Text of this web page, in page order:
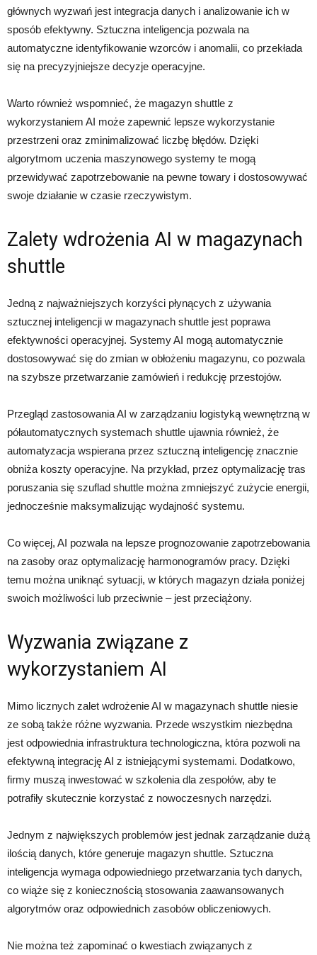
głównych wyzwań jest integracja danych i analizowanie ich w
sposób efektywny. Sztuczna inteligencja pozwala na
automatyczne identyfikowanie wzorców i anomalii, co przekłada
się na precyzyjniejsze decyzje operacyjne.
Warto również wspomnieć, że magazyn shuttle z
wykorzystaniem AI może zapewnić lepsze wykorzystanie
przestrzeni oraz zminimalizować liczbę błędów. Dzięki
algorytmom uczenia maszynowego systemy te mogą
przewidywać zapotrzebowanie na pewne towary i dostosowywać
swoje działanie w czasie rzeczywistym.
Zalety wdrożenia AI w magazynach
shuttle
Jedną z najważniejszych korzyści płynących z używania
sztucznej inteligencji w magazynach shuttle jest poprawa
efektywności operacyjnej. Systemy AI mogą automatycznie
dostosowywać się do zmian w obłożeniu magazynu, co pozwala
na szybsze przetwarzanie zamówień i redukcję przestojów.
Przegląd zastosowania AI w zarządzaniu logistyką wewnętrzną w
półautomatycznych systemach shuttle ujawnia również, że
automatyzacja wspierana przez sztuczną inteligencję znacznie
obniża koszty operacyjne. Na przykład, przez optymalizację tras
poruszania się szuflad shuttle można zmniejszyć zużycie energii,
jednocześnie maksymalizując wydajność systemu.
Co więcej, AI pozwala na lepsze prognozowanie zapotrzebowania
na zasoby oraz optymalizację harmonogramów pracy. Dzięki
temu można uniknąć sytuacji, w których magazyn działa poniżej
swoich możliwości lub przeciwnie – jest przeciążony.
Wyzwania związane z
wykorzystaniem AI
Mimo licznych zalet wdrożenie AI w magazynach shuttle niesie
ze sobą także różne wyzwania. Przede wszystkim niezbędna
jest odpowiednia infrastruktura technologiczna, która pozwoli na
efektywną integrację AI z istniejącymi systemami. Dodatkowo,
firmy muszą inwestować w szkolenia dla zespołów, aby te
potrafiły skutecznie korzystać z nowoczesnych narzędzi.
Jednym z największych problemów jest jednak zarządzanie dużą
ilością danych, które generuje magazyn shuttle. Sztuczna
inteligencja wymaga odpowiedniego przetwarzania tych danych,
co wiąże się z koniecznością stosowania zaawansowanych
algorytmów oraz odpowiednich zasobów obliczeniowych.
Nie można też zapominać o kwestiach związanych z